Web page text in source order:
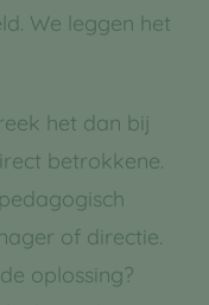
We leggen het
het dan bij
betrokkene.
of directie.
oplossing?